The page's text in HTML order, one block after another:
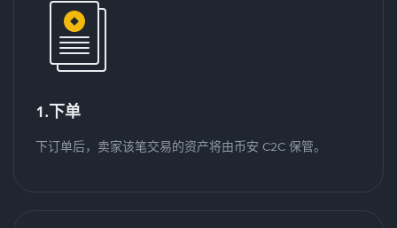
1.下单
下订单后，卖家该笔交易的资产将由币安 C2C 保管。